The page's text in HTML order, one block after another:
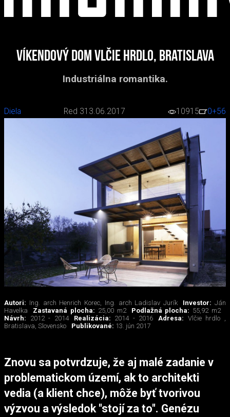
Víkendový dom Vlčie hrdlo, Bratislava
Industriálna romantika.
Diela Red 313.06.2017 10915 0+56
Autori: Ing. arch Henrich Korec, Ing. arch Ladislav Jurík Investor:Ján
Havelka
Zastavaná plocha: 25,00 m2 Podlažná plocha: 55,92 m2
Návrh: 2012 - 2014 Realizácia: 2014 - 2016 Adresa: Vlčie hrdlo ,
Bratislava, Slovensko
Publikované: 13. jún 2017
Znovu sa potvrdzuje, že aj malé zadanie v
problematickom území, ak to architekti
vedia (a klient chce), môže byť tvorivou
výzvou a výsledok "stojí za to". Genézu